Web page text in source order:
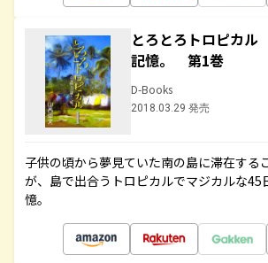
とろとろトロピカ
記憶。 第1巻
D-Books
2018.03.29 発売
子供の頃から夢見ていた南の島に滞在する
が、島で出合うトロピカルでマジカルな45
憶。